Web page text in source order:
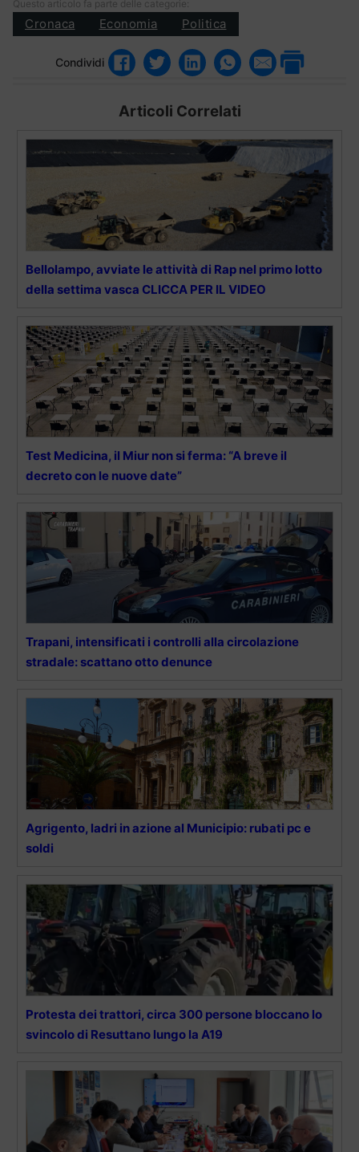
Questo articolo fa parte delle categorie:
Cronaca Economia Politica
Condividi
Articoli Correlati
Bellolampo, avviate le attività di Rap nel primo lotto
della settima vasca CLICCA PER IL VIDEO
Test Medicina, il Miur non si ferma: “A breve il
decreto con le nuove date”
Trapani, intensificati i controlli alla circolazione
stradale: scattano otto denunce
Agrigento, ladri in azione al Municipio: rubati pc e
soldi
Protesta dei trattori, circa 300 persone bloccano lo
svincolo di Resuttano lungo la A19